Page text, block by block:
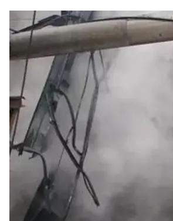
По данным медиа, Соединенные
удары могут повысить
Об этомпишет
Financial Times
Неоднократные
управления разведки
По словам одного из
которые поражают
наносит ущерб